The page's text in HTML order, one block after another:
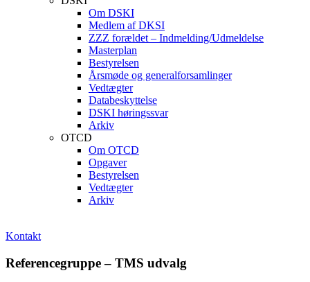
Om DSKI
Medlem af DKSI
ZZZ forældet – Indmelding/Udmeldelse
Masterplan
Bestyrelsen
Årsmøde og generalforsamlinger
Vedtægter
Databeskyttelse
DSKI høringssvar
Arkiv
OTCD
Om OTCD
Opgaver
Bestyrelsen
Vedtægter
Arkiv
Kontakt
Referencegruppe – TMS udvalg